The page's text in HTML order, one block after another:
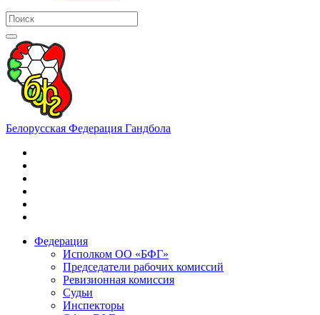
Белорусская Федерация Гандбола
Федерация
Исполком ОО «БФГ»
Председатели рабочих комиссий
Ревизионная комиссия
Судьи
Инспекторы